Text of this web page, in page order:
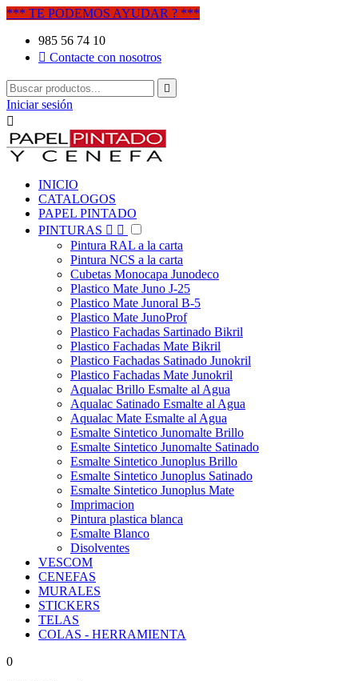
*** TE PODEMOS AYUDAR ? ***
985 56 74 10
 Contacte con nosotros

Iniciar sesión

INICIO
CATALOGOS
PAPEL PINTADO
PINTURAS  
Pintura RAL a la carta
Pintura NCS a la carta
Cubetas Monocapa Junodeco
Plastico Mate Juno J-25
Plastico Mate Junoral B-5
Plastico Mate JunoProf
Plastico Fachadas Sartinado Bikril
Plastico Fachadas Mate Bikril
Plastico Fachadas Satinado Junokril
Plastico Fachadas Mate Junokril
Aqualac Brillo Esmalte al Agua
Aqualac Satinado Esmalte al Agua
Aqualac Mate Esmalte al Agua
Esmalte Sintetico Junomalte Brillo
Esmalte Sintetico Junomalte Satinado
Esmalte Sintetico Junoplus Brillo
Esmalte Sintetico Junoplus Satinado
Esmalte Sintetico Junoplus Mate
Imprimacion
Pintura plastica blanca
Esmalte Blanco
Disolventes
VESCOM
CENEFAS
MURALES
STICKERS
TELAS
COLAS - HERRAMIENTA
0